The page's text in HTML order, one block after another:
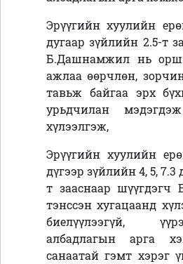
Эрүүгийн хуулийн
дугаар зүйлийн 2.5-т
Б.Дашнамжил нь
ажлаа өөрчлөн,
тавьж байгаа эрх
урьдчилан
хүлээлгэж,
Эрүүгийн хуулийн
дүгээр зүйлийн 4, 5, 7.3
т зааснаар
тэнссэн хугацаанд
биелүүлээгүй,
албадлагын арга
санаатай гэмт хэрэг